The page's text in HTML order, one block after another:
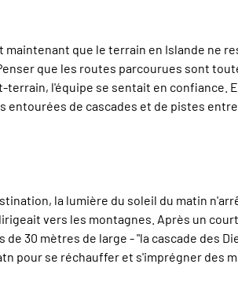
que le terrain en Islande ne
que les routes parcourues sont
l'équipe se sentait en confiance.
entourées de cascades et de pistes
la lumière du soleil du matin
vers les montagnes. Après un
30 mètres de large - "la cascade des
pour se réchauffer et s'imprégner des